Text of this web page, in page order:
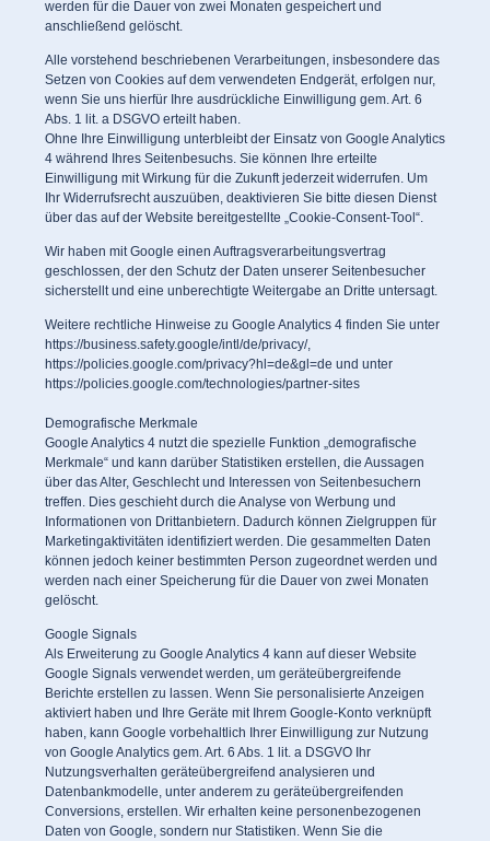
werden für die Dauer von zwei Monaten gespeichert und
anschließend gelöscht.
Alle vorstehend beschriebenen Verarbeitungen, insbesondere das
Setzen von Cookies auf dem verwendeten Endgerät, erfolgen nur,
wenn Sie uns hierfür Ihre ausdrückliche Einwilligung gem. Art. 6
Abs. 1 lit. a DSGVO erteilt haben.
Ohne Ihre Einwilligung unterbleibt der Einsatz von Google Analytics
4 während Ihres Seitenbesuchs. Sie können Ihre erteilte
Einwilligung mit Wirkung für die Zukunft jederzeit widerrufen. Um
Ihr Widerrufsrecht auszuüben, deaktivieren Sie bitte diesen Dienst
über das auf der Website bereitgestellte „Cookie-Consent-Tool“.
Wir haben mit Google einen Auftragsverarbeitungsvertrag
geschlossen, der den Schutz der Daten unserer Seitenbesucher
sicherstellt und eine unberechtigte Weitergabe an Dritte untersagt.
Weitere rechtliche Hinweise zu Google Analytics 4 finden Sie unter
https://business.safety.google/intl/de/privacy/,
https://policies.google.com/privacy?hl=de&gl=de und unter
https://policies.google.com/technologies/partner-sites
Demografische Merkmale
Google Analytics 4 nutzt die spezielle Funktion „demografische
Merkmale“ und kann darüber Statistiken erstellen, die Aussagen
über das Alter, Geschlecht und Interessen von Seitenbesuchern
treffen. Dies geschieht durch die Analyse von Werbung und
Informationen von Drittanbietern. Dadurch können Zielgruppen für
Marketingaktivitäten identifiziert werden. Die gesammelten Daten
können jedoch keiner bestimmten Person zugeordnet werden und
werden nach einer Speicherung für die Dauer von zwei Monaten
gelöscht.
Google Signals
Als Erweiterung zu Google Analytics 4 kann auf dieser Website
Google Signals verwendet werden, um geräteübergreifende
Berichte erstellen zu lassen. Wenn Sie personalisierte Anzeigen
aktiviert haben und Ihre Geräte mit Ihrem Google-Konto verknüpft
haben, kann Google vorbehaltlich Ihrer Einwilligung zur Nutzung
von Google Analytics gem. Art. 6 Abs. 1 lit. a DSGVO Ihr
Nutzungsverhalten geräteübergreifend analysieren und
Datenbankmodelle, unter anderem zu geräteübergreifenden
Conversions, erstellen. Wir erhalten keine personenbezogenen
Daten von Google, sondern nur Statistiken. Wenn Sie die